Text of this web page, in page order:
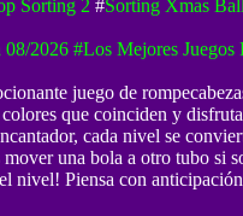
Sorting 2 #Sorting Xmas
08/2026 #Los Mejores Juegos
juego de
que coinciden y
cada nivel se
una bola a otro tubo si
nivel! Piensa con